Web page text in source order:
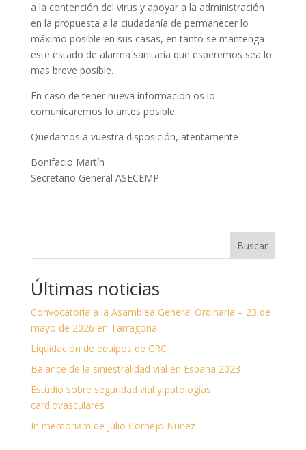
a la contención del virus y apoyar a la administración
en la propuesta a la ciudadanía de permanecer lo
máximo posible en sus casas, en tanto se mantenga
este estado de alarma sanitaria que esperemos sea lo
mas breve posible.
En caso de tener nueva información os lo
comunicaremos lo antes posible.
Quedamos a vuestra disposición, atentamente
Bonifacio Martín
Secretario General ASECEMP
Buscar
Últimas noticias
Convocatoria a la Asamblea General Ordinaria – 23 de
mayo de 2026 en Tarragona
Liquidación de equipos de CRC
Balance de la siniestralidad vial en España 2023
Estudio sobre seguridad vial y patologías
cardiovasculares
In memoriam de Julio Cornejo Nuñez